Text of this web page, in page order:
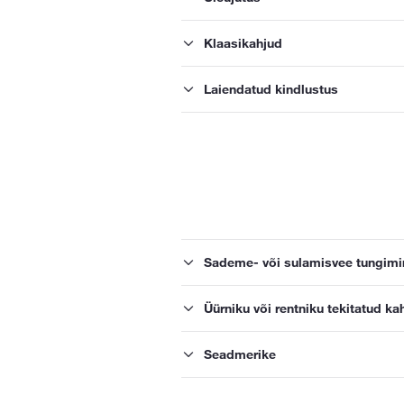
Klaasikahjud
Laiendatud kindlustus
Sademe- või sulamisvee
Üürniku või rentniku tekitatud
Seadmerike